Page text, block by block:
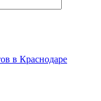
в Краснодаре